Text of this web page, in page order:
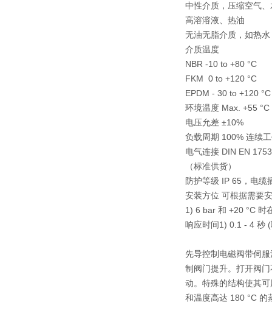
中性介质，压缩空气
高溶溶液、热油
无油无脂介质，如热水
介质温度
NBR -10 to +80 °C
FKM 0 to +120 °C
EPDM - 30 to +120 °C
环境温度 Max. +55 °C
电压允差 ±10%
负载周期 100% 连续
电气连接 DIN EN
（标准供货）
防护等级 IP 65，电缆
安装方位 可根据需要
1) 6 bar 和 +20 °C 时
响应时间1) 0.1 - 4 秒
先导控制电磁阀带伺
制阀门提升。打开阀
动。特殊的结构使其
和温度高达 180 °C 的